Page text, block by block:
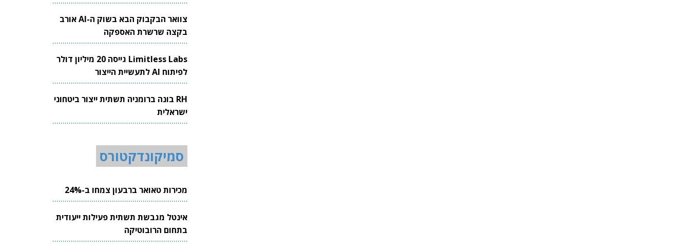
צוואר הבקבוק הבא בשוק ה-AI אורב
בקצה שרשרת האספקה
Limitless Labs גייסה 20 מיליון דולר
לפיתוח AI לתעשיית הייצור
RH בונה ברומניה תשתית ייצור ביטחוני
ישראלית
סמיקונדקטורס
מכירות טאואר ברבעון צמחו ב-24%
אינטל מגבשת תשתית פעילות ייעודית
בתחום הרובוטיקה